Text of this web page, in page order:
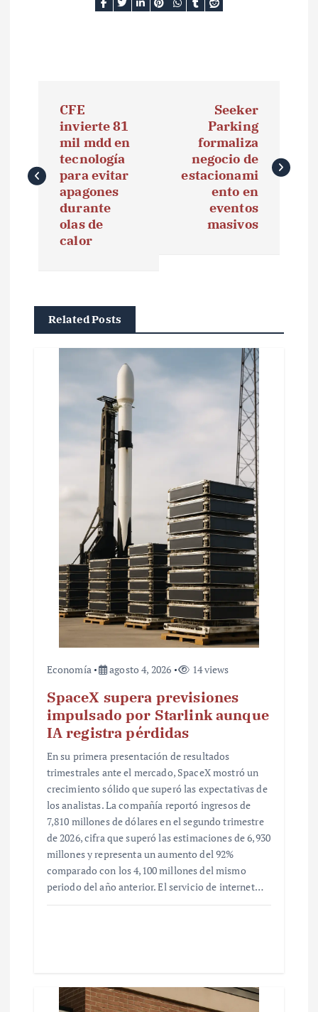
e
CFE
invierte 81
mil mdd en
tecnología
para evitar
apagones
durante
olas de
calor
Seeker
Parking
formaliza
negocio de
estacionami
ento en
eventos
masivos
Related Posts
Economía agosto 4, 2026 14 views
SpaceX supera previsiones
impulsado por Starlink aunque
IA registra pérdidas
En su primera presentación de resultados
trimestrales ante el mercado, SpaceX mostró un
crecimiento sólido que superó las expectativas de
los analistas. La compañía reportó ingresos de
7,810 millones de dólares en el segundo trimestre
de 2026, cifra que superó las estimaciones de 6,930
millones y representa un aumento del 92%
comparado con los 4,100 millones del mismo
periodo del año anterior. El servicio de internet…